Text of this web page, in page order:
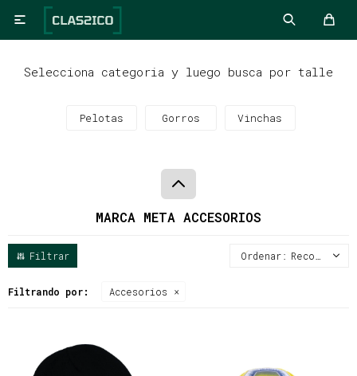

Selecciona categoria y luego busca por talle
Pelotas Gorros Vinchas
MARCA META ACCESORIOS
Recomendados
Filtrando por: Accesorios